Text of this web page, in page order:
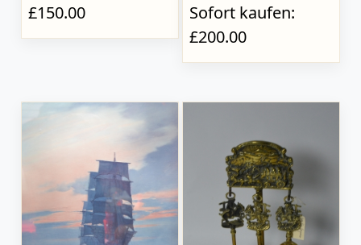
£150.00
Sofort kaufen:
£200.00